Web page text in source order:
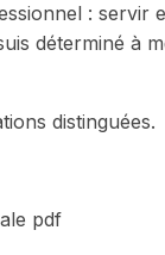
: servir
déterminé à
distinguées.
pdf